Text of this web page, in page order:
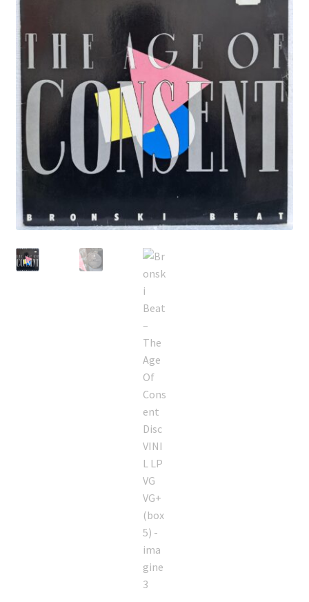
Listă produse
Oferta lunii
Blog